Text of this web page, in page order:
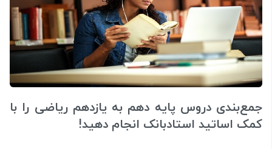
جمع‌بندی دروس پایه دهم به یازدهم ریاضی را با
کمک اساتید استادبانک انجام دهید!